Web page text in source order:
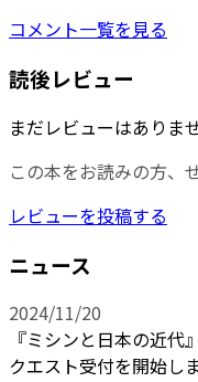
コメント一覧を見る
読後レビュー
まだレビューはありま
この本をお読みの方、
レビューを投稿する
ニュース
2024/11/20
『ミシンと日本の近代
クエスト受付を開始し